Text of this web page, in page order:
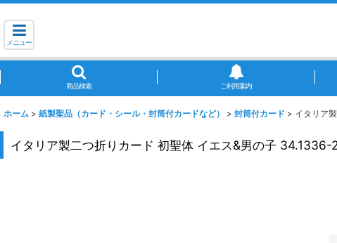
メニュー
商品検索 ご利用案内
ホーム > 紙製聖品（カード・シール・封筒付カードなど） > 封筒付カード > イタリア
イタリア製二つ折りカード 初聖体 イエス&男の子